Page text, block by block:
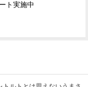
ト実施中